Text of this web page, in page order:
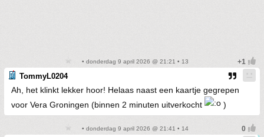
• donderdag 9 april 2026 @ 21:21 • 13
TommyL0204
Ah, het klinkt lekker hoor! Helaas naast een kaartje gegrepen
voor Vera Groningen (binnen 2 minuten uitverkocht
)
• donderdag 9 april 2026 @ 21:41 • 14